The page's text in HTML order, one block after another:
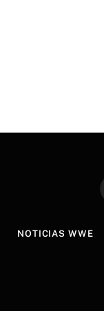
NOTICIAS WWE